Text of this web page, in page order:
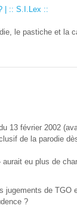
| :: S.I.Lex ::
le pastiche et la
13 février 2002
de la parodie
eu plus de
jugements de TGO
?